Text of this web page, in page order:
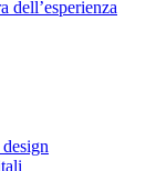
dell’esperienza